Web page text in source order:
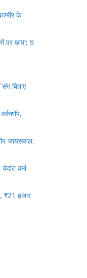
के
पर छापा; 9
बिताए
जायसवाल,
वर्मा
₹21 हजार